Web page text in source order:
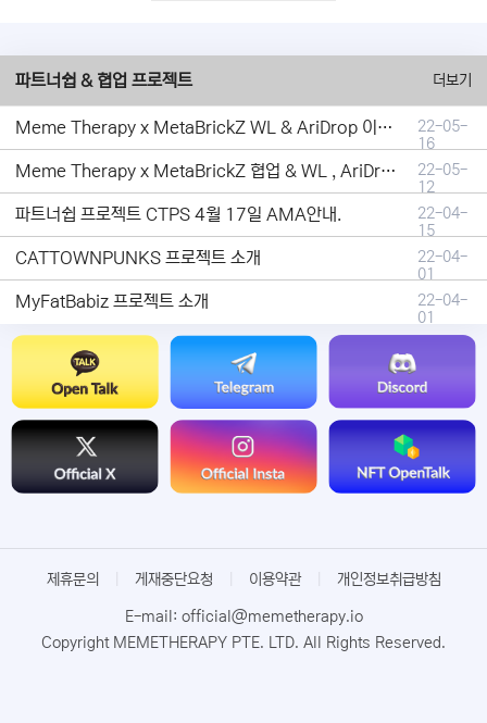
파트너쉽 & 협업 프로젝트 더보기
Meme Therapy x MetaBrickZ WL & AriDrop 이벤트 결과안내!
22-05-
16
Meme Therapy x MetaBrickZ 협업 & WL , AriDrop 이벤트 안내
22-05-
12
파트너쉽 프로젝트 CTPS 4월 17일 AMA안내.
22-04-
15
CATTOWNPUNKS 프로젝트 소개
22-04-
01
MyFatBabiz 프로젝트 소개
22-04-
01
제휴문의 게재중단요청 이용약관 개인정보취급방침
E-mail: official@memetherapy.io
Copyright MEMETHERAPY PTE. LTD. All Rights Reserved.